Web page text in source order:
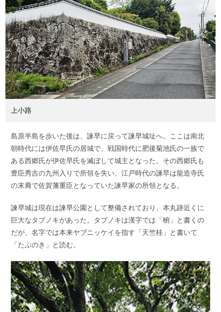
上小路
島原半島を歩いた後は、諫早に戻って諫早城址へ。ここは南北
朝時代には伊佐早氏の居城で、戦国時代に肥後菊池氏の一族で
ある西郷氏が伊佐早氏を滅ぼして城主となった。その西郷氏も
豊臣秀吉の九州入りで所領を失い、江戸時代の諫早は龍造寺氏
の末裔で佐賀藩重臣となっていた諫早家の所領となる。
諫早城は現在は諫早公園として整備されており、本丸跡近くに
巨大なタプノキがあった。タブノキは漢字では「椨」と書くの
だが、名字では本来ヤブニッケイを指す「天竺桂」と書いて
「たぶのき」と読む。